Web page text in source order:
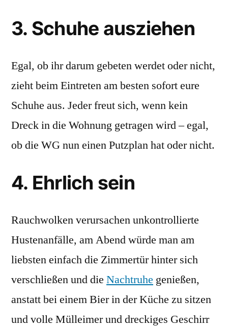
3. Schuhe ausziehen
Egal, ob ihr darum gebeten werdet oder nicht,
zieht beim Eintreten am besten sofort eure
Schuhe aus. Jeder freut sich, wenn kein
Dreck in die Wohnung getragen wird – egal,
ob die WG nun einen Putzplan hat oder nicht.
4. Ehrlich sein
Rauchwolken verursachen unkontrollierte
Hustenanfälle, am Abend würde man am
liebsten einfach die Zimmertür hinter sich
verschließen und die Nachtruhe genießen,
anstatt bei einem Bier in der Küche zu sitzen
und volle Mülleimer und dreckiges Geschirr